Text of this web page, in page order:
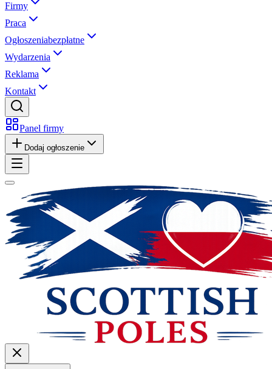
Firmy
Praca
Ogłoszeniabezpłatne
Wydarzenia
Reklama
Kontakt
Panel firmy
Dodaj ogłoszenie